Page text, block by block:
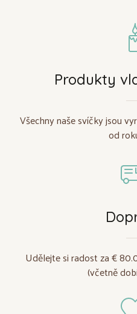
Produkty
Všechny naše svíčky jsou
od
Udělejte si radost za €
(včetně